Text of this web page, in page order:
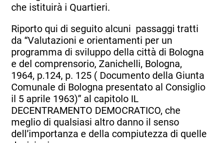
che istituirà i Quartieri.
Riporto qui di seguito alcuni passaggi tratti
da “Valutazioni e orientamenti per un
programma di sviluppo della città di Bologna
e del comprensorio, Zanichelli, Bologna,
1964, p.124, p. 125 ( Documento della Giunta
Comunale di Bologna presentato al Consiglio
il 5 aprile 1963)” al capitolo IL
DECENTRAMENTO DEMOCRATICO, che
meglio di qualsiasi altro danno il senso
dell’importanza e della compiutezza di quelle